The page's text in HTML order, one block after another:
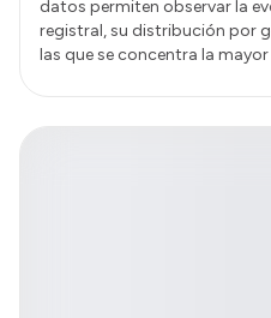
datos permiten observar la
registral, su distribución por
las que se concentra la